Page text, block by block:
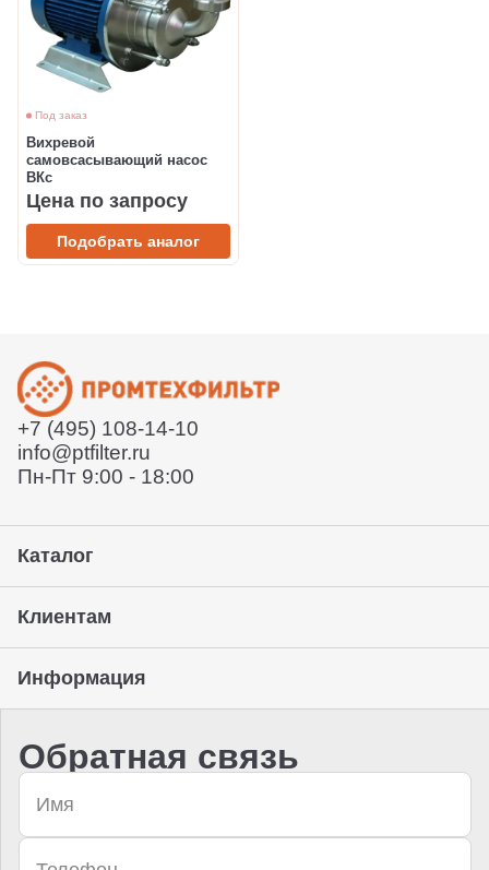
Под заказ
Вихревой
самовсасывающий насос
ВКс
Цена по запросу
Подобрать аналог
+7 (495) 108-14-10
info@ptfilter.ru
Пн-Пт 9:00 - 18:00
Каталог
Клиентам
Информация
Обратная связь